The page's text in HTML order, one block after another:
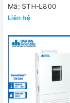
Mã: STH-L800
Liên hệ